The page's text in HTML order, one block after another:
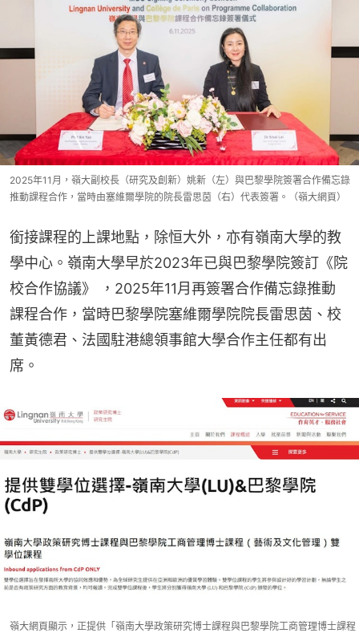
2025年11月，嶺大副校長（研究及創新）姚新（左）與巴黎學院簽署合作備忘錄
推動課程合作，當時由塞維爾學院的院長雷思茵（右）代表簽署。（嶺大網頁）
銜接課程的上課地點，除恒大外，亦有嶺南大學的教
學中心。嶺南大學早於2023年已與巴黎學院簽訂《院
校合作協議》 ，2025年11月再簽署合作備忘錄推動
課程合作，當時巴黎學院塞維爾學院院長雷思茵、校
董黃德君、法國駐港總領事館大學合作主任都有出
席。
嶺大網頁顯示，正提供「嶺南大學政策研究博士課程與巴黎學院工商管理博士課程